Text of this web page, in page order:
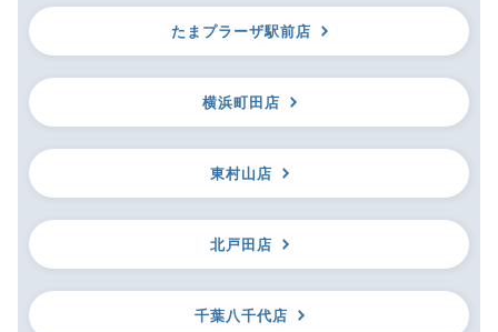
たまプラーザ駅前店
横浜町田店
東村山店
北戸田店
千葉八千代店